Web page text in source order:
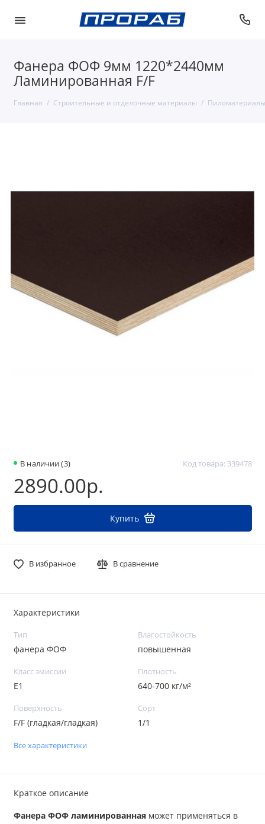
Фанера ФОФ 9мм 1220*2440мм
Ламинированная F/F
Главная Строительные и отделочные материалы
В наличии (3) Код товара: 339478
2890.00р.
Купить
В избранное В сравнение
Характеристики
Тип
фанера ФОФ
Влагостойкость
повышенная
Класс эмиссии
Е1
Плотность
640-700 кг/м²
Поверхность
F/F (гладкая/гладкая)
Сорт
1/1
Все характеристики
Краткое описание
Фанера ФОФ ламинированнаяможет применяться в